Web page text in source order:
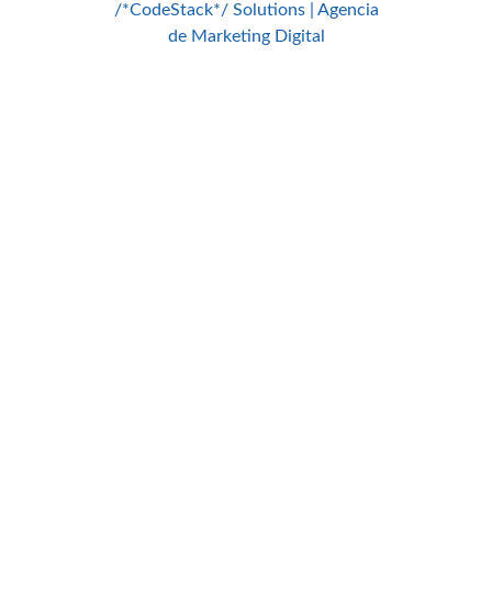
/*CodeStack*/ Solutions | Agencia
de Marketing Digital